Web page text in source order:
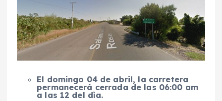
El domingo 04 de abril, la carretera
permanecerá cerrada de las 06:00 am
a las 12 del dìa.